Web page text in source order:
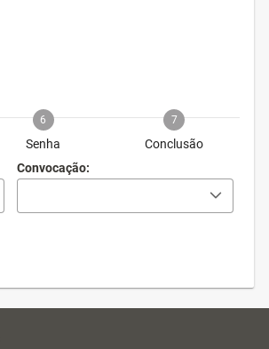
6
Senha
7
Conclusão
Convocação: